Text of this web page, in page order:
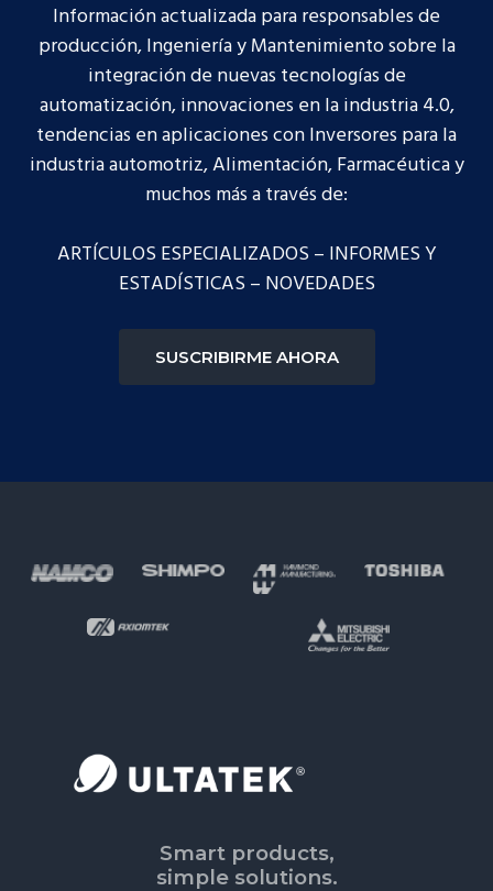
Información actualizada para responsables de
producción, Ingeniería y Mantenimiento sobre la
integración de nuevas tecnologías de
automatización, innovaciones en la industria 4.0,
tendencias en aplicaciones con Inversores para la
industria automotriz, Alimentación, Farmacéutica y
muchos más a través de:
ARTÍCULOS ESPECIALIZADOS – INFORMES Y
ESTADÍSTICAS – NOVEDADES
SUSCRIBIRME AHORA
Footer
Smart products,
simple solutions.